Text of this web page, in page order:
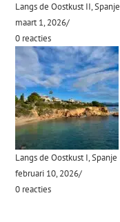
Langs de Oostkust II, Spanje
maart 1, 2026/
0 reacties
Langs de Oostkust I, Spanje
februari 10, 2026/
0 reacties